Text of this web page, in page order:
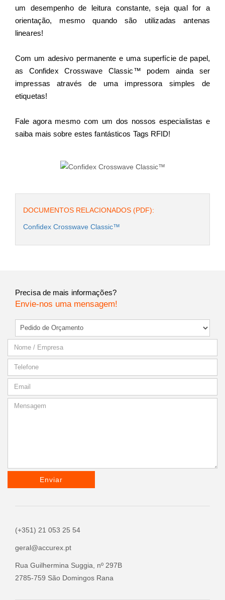
um desempenho de leitura constante, seja qual for a
orientação, mesmo quando são utilizadas antenas
lineares!
Com um adesivo permanente e uma superfície de papel,
as Confidex Crosswave Classic™ podem ainda ser
impressas através de uma impressora simples de
etiquetas!
Fale agora mesmo com um dos nossos especialistas e
saiba mais sobre estes fantásticos Tags RFID!
DOCUMENTOS RELACIONADOS (PDF):
Confidex Crosswave Classic™
Precisa de mais informações?
Envie-nos uma mensagem!
Enviar
(+351) 21 053 25 54
geral@accurex.pt
Rua Guilhermina Suggia, nº 297B
2785-759 São Domingos Rana